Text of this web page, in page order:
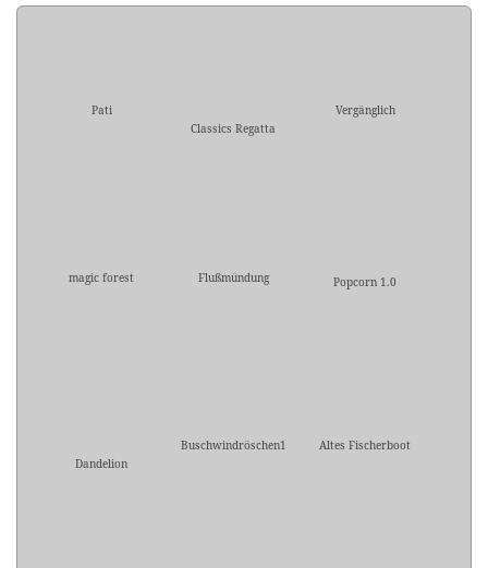
Pati
Classics Regatta
Vergänglich
magic forest Flußmündung Popcorn 1.0
Dandelion
Buschwindröschen1 Altes Fischerboot